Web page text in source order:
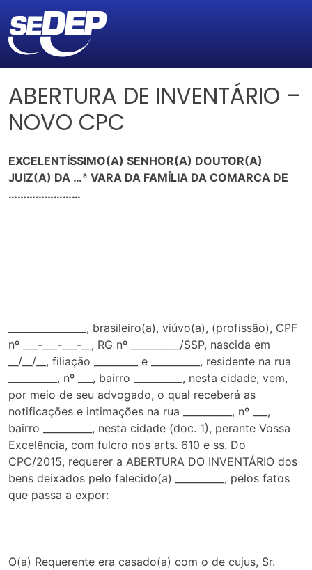
ABERTURA DE INVENTÁRIO –
NOVO CPC
EXCELENTÍSSIMO(A) SENHOR(A) DOUTOR(A)
JUIZ(A) DA …ª VARA DA FAMÍLIA DA COMARCA DE
……………………
________________, brasileiro(a), viúvo(a), (profissão), CPF
nº ___-___-___-__, RG nº __________/SSP, nascida em
__/__/__, filiação _________ e __________, residente na rua
__________, nº ___, bairro __________, nesta cidade, vem,
por meio de seu advogado, o qual receberá as
notificações e intimações na rua __________, nº ___,
bairro __________, nesta cidade (doc. 1), perante Vossa
Excelência, com fulcro nos arts. 610 e ss. Do
CPC/2015, requerer a ABERTURA DO INVENTÁRIO dos
bens deixados pelo falecido(a) __________, pelos fatos
que passa a expor:
O(a) Requerente era casado(a) com o de cujus, Sr.